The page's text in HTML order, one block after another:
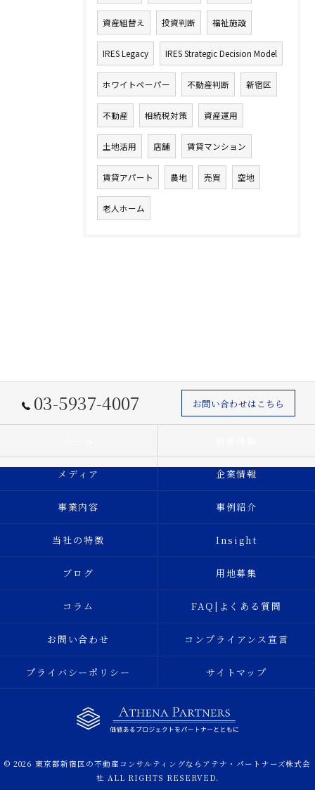
資産組替え 投資判断 福祉施設
IRES Legacy IRES Strategic Decision Model
ホワイトペーパー 不動産判断 新宿区
不動産 相続税対策 資産運用
土地活用 店舗 賃貸マンション
賃貸アパート 農地 売買 空地
老人ホーム
03-5937-4007 お問い合わせはこちら
メディア 企業情報
事業内容 事例紹介
当社の特徴 Insight
ブログ 用地募集
コラム FAQ|よくある質問
お問い合わせ コンプライアンス宣言
プライバシーポリシー サイトマップ
© 2026 東京都新宿区の不動産コンサルティングならアテナ・パートナーズ株式会
社 ALL RIGHTS RESERVED.